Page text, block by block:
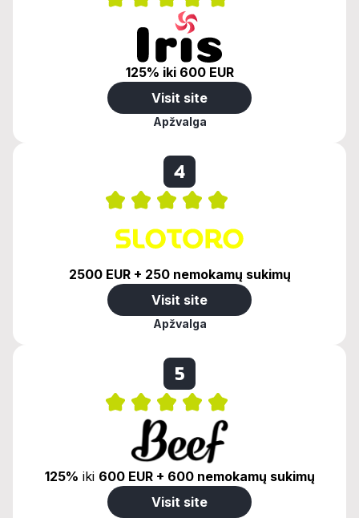
125% iki 600 EUR
Visit site
Apžvalga
4
2500 EUR + 250 nemokamų sukimų
Visit site
Apžvalga
5
125% iki 600 EUR + 600 nemokamų sukimų
Visit site